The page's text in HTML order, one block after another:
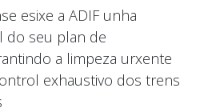
esixe a ADIF unha
do seu plan de
a limpeza urxente
exhaustivo dos trens